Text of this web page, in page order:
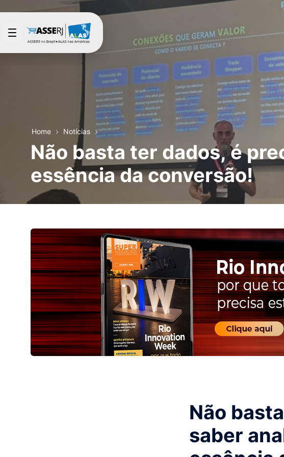
Pular para o Conteúdo principal
Home Notícias
Não basta ter dados, é
essência da conversão!
Não
saber